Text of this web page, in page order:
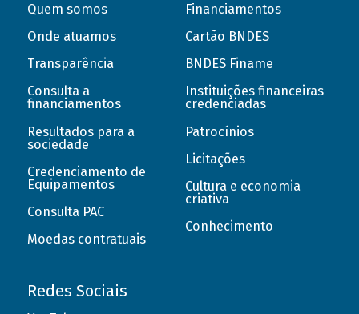
Quem somos
Onde atuamos
Transparência
Consulta a
financiamentos
Resultados para a
sociedade
Credenciamento de
Equipamentos
Consulta PAC
Moedas contratuais
Financiamentos
Cartão BNDES
BNDES Finame
Instituições financeiras
credenciadas
Patrocínios
Licitações
Cultura e economia
criativa
Conhecimento
Redes Sociais